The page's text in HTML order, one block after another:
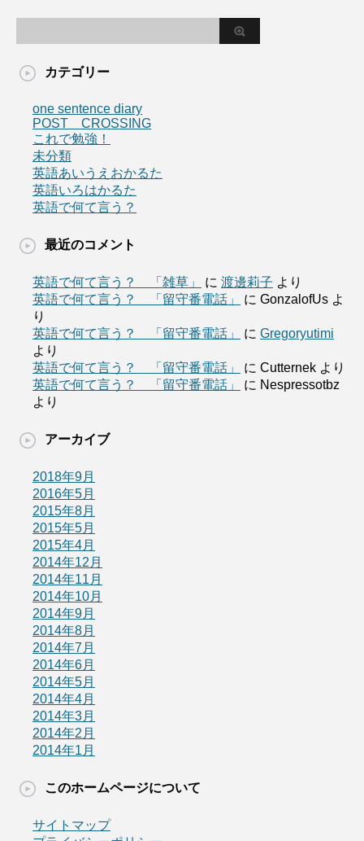
カテゴリー
one sentence diary
POST CROSSING
これで勉強！
未分類
英語あいうえおかるた
英語いろはかるた
英語で何て言う？
最近のコメント
英語で何て言う？ 「雑草」 に 渡邊莉子 より
英語で何て言う？ 「留守番電話」
に GonzalofUs よ
り
英語で何て言う？ 「留守番電話」
に Gregoryutimi
より
英語で何て言う？ 「留守番電話」
に Cutternek より
英語で何て言う？ 「留守番電話」
に Nespressotbz
より
アーカイブ
2018年9月
2016年5月
2015年8月
2015年5月
2015年4月
2014年12月
2014年11月
2014年10月
2014年9月
2014年8月
2014年7月
2014年6月
2014年5月
2014年4月
2014年3月
2014年2月
2014年1月
このホームページについて
サイトマップ